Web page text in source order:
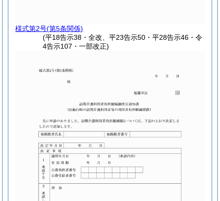
様式第2号(第5条関係)
(平18告示38・全改、平23告示50・平28告示46・令
4告示107・一部改正)